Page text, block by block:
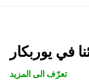
في يوربكار
تعرّف الى المزيد